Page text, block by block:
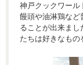
神戸クックワール
饅頭や油淋鶏など
ることが出来ま
たちは好きなもの